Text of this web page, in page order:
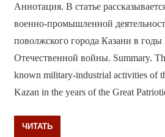
Аннотация. В статье
военно-промышленной
поволжского города Казани в
Отечественной войны. Summary.
known military-industrial activities of
Kazan in the years of the Great
ЧИТАТЬ